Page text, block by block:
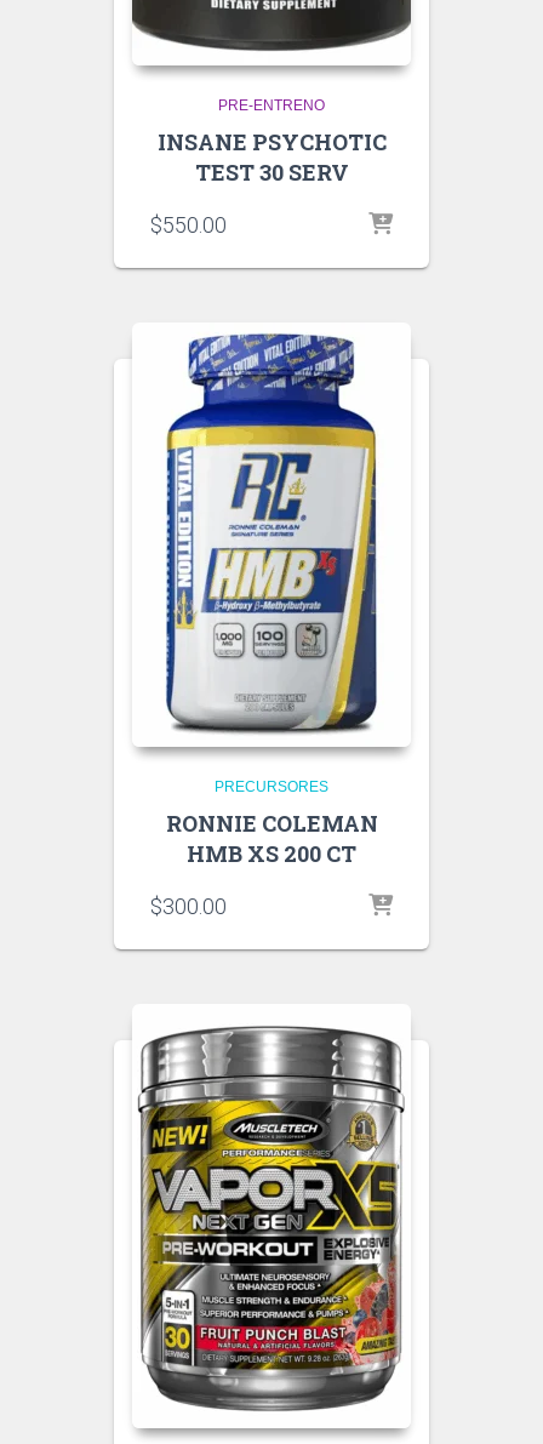
PRE-ENTRENO
INSANE PSYCHOTIC
TEST 30 SERV
$550.00
PRECURSORES
RONNIE COLEMAN
HMB XS 200 CT
$300.00